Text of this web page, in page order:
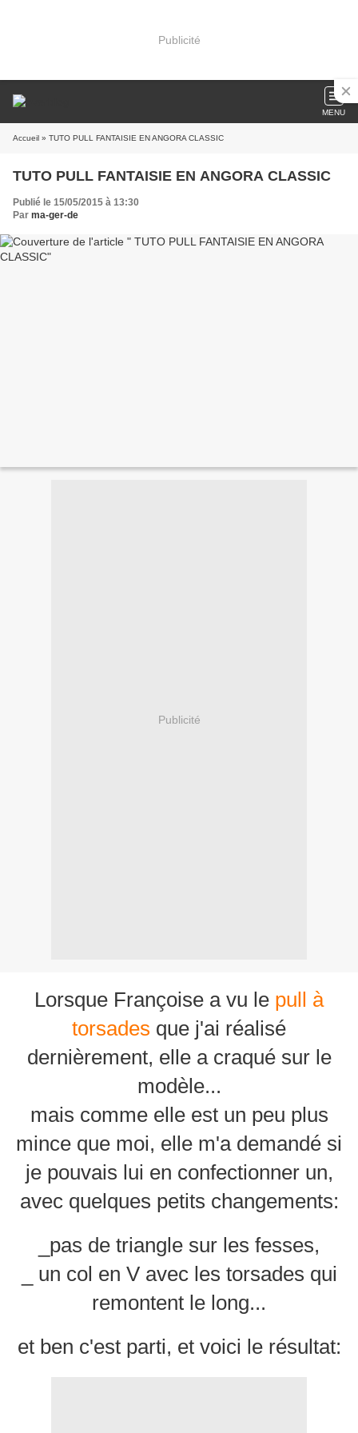
Publicité
MENU
Accueil » TUTO PULL FANTAISIE EN ANGORA CLASSIC
TUTO PULL FANTAISIE EN ANGORA CLASSIC
Publié le 15/05/2015 à 13:30
Par ma-ger-de
Publicité
Lorsque Françoise a vu le pull à
torsades que j'ai réalisé
dernièrement, elle a craqué sur le
modèle...
mais comme elle est un peu plus
mince que moi, elle m'a demandé si
je pouvais lui en confectionner un,
avec quelques petits changements:
_pas de triangle sur les fesses,
_ un col en V avec les torsades qui
remontent le long...
et ben c'est parti, et voici le résultat: